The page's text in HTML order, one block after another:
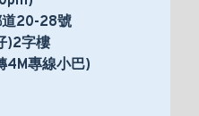
道20-28號
)2字樓
4M專線小巴)